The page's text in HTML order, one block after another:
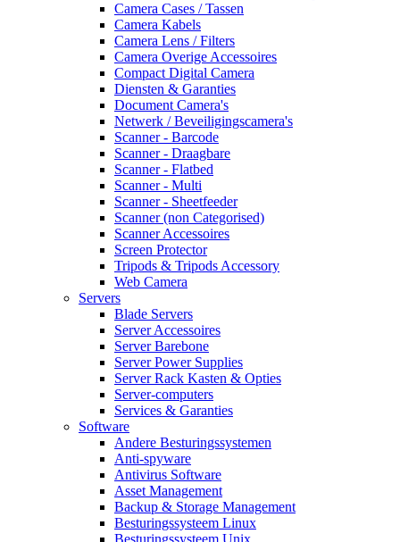
Camera Cases / Tassen
Camera Kabels
Camera Lens / Filters
Camera Overige Accessoires
Compact Digital Camera
Diensten & Garanties
Document Camera's
Netwerk / Beveiligingscamera's
Scanner - Barcode
Scanner - Draagbare
Scanner - Flatbed
Scanner - Multi
Scanner - Sheetfeeder
Scanner (non Categorised)
Scanner Accessoires
Screen Protector
Tripods & Tripods Accessory
Web Camera
Servers
Blade Servers
Server Accessoires
Server Barebone
Server Power Supplies
Server Rack Kasten & Opties
Server-computers
Services & Garanties
Software
Andere Besturingssystemen
Anti-spyware
Antivirus Software
Asset Management
Backup & Storage Management
Besturingssysteem Linux
Besturingssysteem Unix